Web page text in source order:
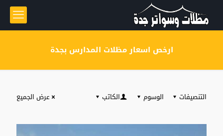
ارخص اسعار مظلات المدارس بجدة
التنصيفات الوسوم الكاتب عرض الجميع